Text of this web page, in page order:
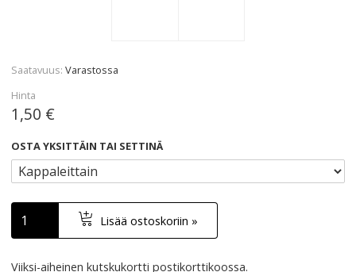
Saatavuus Varastossa
Hinta
1,50 €
OSTA YKSITTÄIN TAI SETTINÄ
Lisää ostoskoriin »
Viiksi-aiheinen kutskukortti postikorttikoossa.